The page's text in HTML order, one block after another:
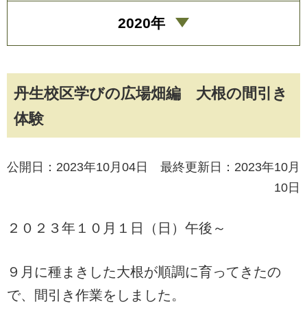
丹生校区学びの広場畑編 大根の間引き
体験
公開日：2023年10月04日 最終更新日：2023年10月
10日
２０２３年１０月１日（日）午後～
９月に種まきした大根が順調に育ってきたの
で、間引き作業をしました。
2020年